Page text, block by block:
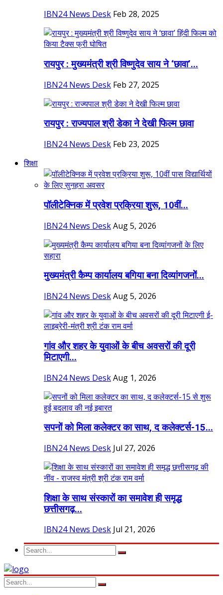
IBN24 News Desk Feb 28, 2025
रायपुर : मुख्यमंत्री श्री विष्णुदेव साय ने ‘छावा’...
IBN24 News Desk Feb 27, 2025
रायपुर : राज्यपाल श्री डेका ने देखी फिल्म छावा
IBN24 News Desk Feb 23, 2025
शिक्षा
पॉलीटेक्निक में प्रवेश प्रक्रिया शुरू, 10वीं...
IBN24 News DeskAug 5, 2026
मुख्यमंत्री कैम्प कार्यालय बगिया बना दिव्यांगजनों...
IBN24 News DeskAug 5, 2026
गांव और शहर के युवाओं के बीच अवसरों की दूरी
मिटाएगी...
IBN24 News DeskAug 1, 2026
सपनों को मिला कलेक्टर का साथ, द कलेक्टर्स-15...
IBN24 News Desk Jul 27, 2026
शिक्षा के साथ संस्कारों का समावेश ही समृद्ध
छत्तीसगढ़...
IBN24 News Desk Jul 21, 2026